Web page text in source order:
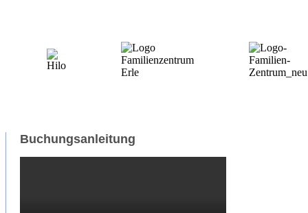
Buchungsanleitung